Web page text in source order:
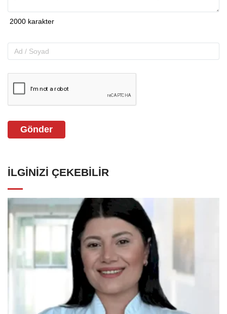
Gönder
İLGINIZI ÇEKEBILIR